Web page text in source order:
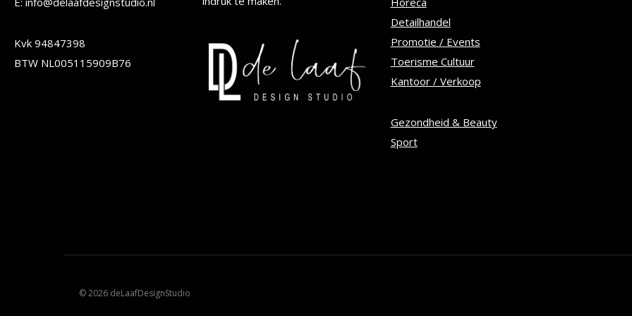
productpagina
productpagina
Kvk 94847398
BTW NL005115909B76
Detailhandel
Promotie / Events
Toerisme Cultuur
Kantoor / Verkoop
Gezondheid & Beauty
Sport
© 2026 deLaafDesignStudio